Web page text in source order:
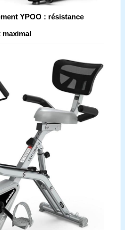
YPOO : résistance
maximal